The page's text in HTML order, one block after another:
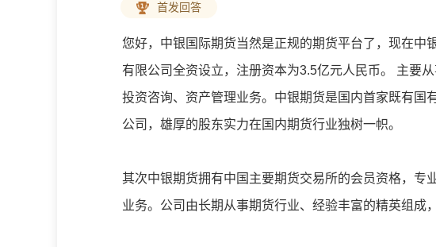
首发回答
您好，中银国际期货当然是正规的期货平台了，现在中
有限公司全资设立，注册资本为3.5亿元人民币。 主要
投资咨询、资产管理业务。中银期货是国内首家既有国
公司，雄厚的股东实力在国内期货行业独树一帜。
其次中银期货拥有中国主要期货交易所的会员资格，专
业务。公司由长期从事期货行业、经验丰富的精英组成